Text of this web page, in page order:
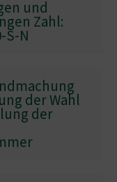
und
Zahl:
S-N
der Wahl
der